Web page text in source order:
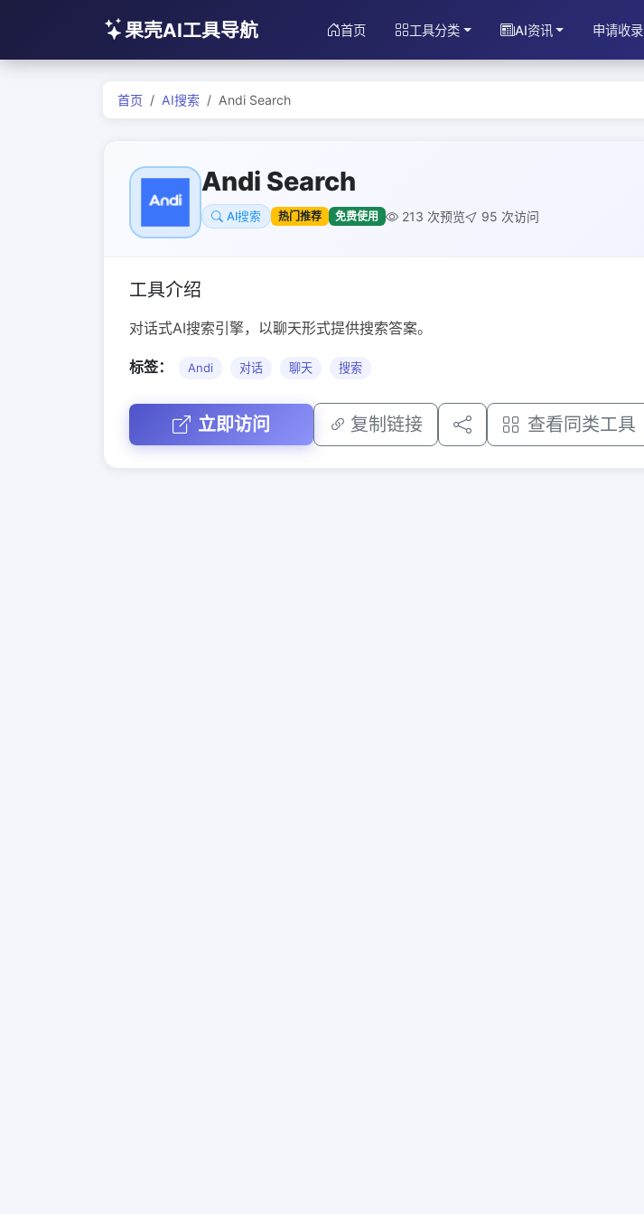
果壳AI工具导航 首页 工具分类 AI资讯 申请收录
首页 AI搜索 Andi Search
Andi Search
AI搜索 热门推荐 免费使用 213 次预览 95 次访问
工具介绍
对话式AI搜索引擎，以聊天形式提供搜索答案。
标签： Andi 对话 聊天 搜索
立即访问 复制链接 查看同类工具